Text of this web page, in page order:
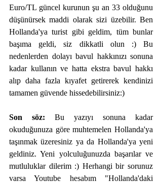
Euro/TL güncel kurunun şu an 33 olduğunu
düşünürsek maddi olarak sizi üzebilir. Ben
Hollanda'ya turist gibi geldim, tüm bunlar
başıma geldi, siz dikkatli olun :) Bu
nedenlerden dolayı bavul hakkınızı sonuna
kadar kullanın ve hatta ekstra bavul hakkı
alıp daha fazla kıyafet getirerek kendinizi
tamamen güvende hissedebilirsiniz:)
Son söz: Bu yazıyı sonuna kadar
okuduğunuza göre muhtemelen Hollanda'ya
taşınmak üzeresiniz ya da Hollanda'ya yeni
geldiniz. Yeni yolculuğunuzda başarılar ve
mutluluklar dilerim :) Herhangi bir sorunuz
varsa Youtube hesabım "Hollanda'daki